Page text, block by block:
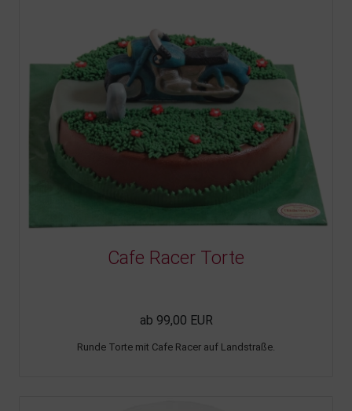
Cafe Racer Torte
ab 99,00 EUR
Runde Torte mit Cafe Racer auf Landstraße.